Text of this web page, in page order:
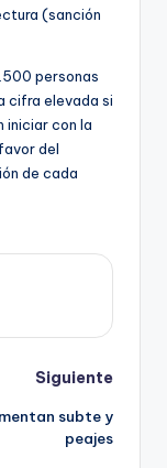
(sanción
personas
cifra elevada si
iniciar con la
del
de cada
Siguiente
subte y
peajes